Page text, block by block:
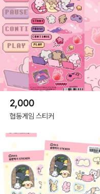
2,000
협동게임 스티커